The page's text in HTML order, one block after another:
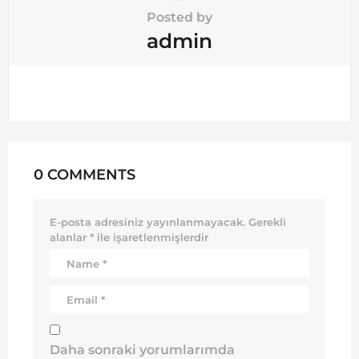
Posted by
admin
0 COMMENTS
E-posta adresiniz yayınlanmayacak. Gerekli
alanlar * ile işaretlenmişlerdir
Daha sonraki yorumlarımda